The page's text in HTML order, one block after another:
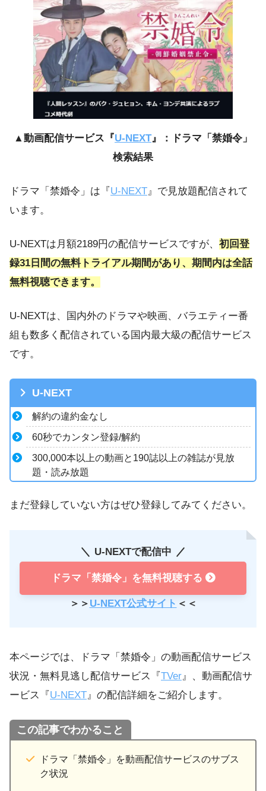
▲動画配信サービス『U-NEXT』：ドラマ「禁婚令」
検索結果
ドラマ「禁婚令」は『U-NEXT』で見放題配信されて
います。
U-NEXTは月額2189円の配信サービスですが、 初回登
録31日間の無料トライアル期間があり、期間内は全話
無料視聴できます。
U-NEXTは、国内外のドラマや映画、バラエティー番
組も数多く配信されている国内最大級の配信サービス
です。
U-NEXT
解約の違約金なし
60秒でカンタン登録/解約
300,000本以上の動画と190誌以上の雑誌が見放
題・読み放題
まだ登録していない方はぜひ登録してみてください。
U-NEXTで配信中
ドラマ「禁婚令」を無料視聴する
＞＞ U-NEXT公式サイト ＜＜
本ページでは、ドラマ「禁婚令」の動画配信サービス
状況・無料見逃し配信サービス『TVer 』、動画配信サ
ービス『U-NEXT 』の配信詳細をご紹介します。
この記事でわかること
ドラマ「禁婚令」を動画配信サービスのサブス
ク状況